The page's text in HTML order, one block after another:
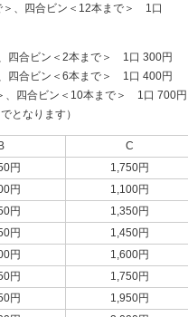
＞、四合ビン＜12本まで＞ 1口
四合ビン＜2本まで＞ 1口 300円
四合ビン＜6本まで＞ 1口 400円
、四合ビン＜10本まで＞ 1口 700円
となります）
C
円
1,750円
円
1,100円
円
1,350円
円
1,450円
円
1,600円
円
1,750円
円
1,950円